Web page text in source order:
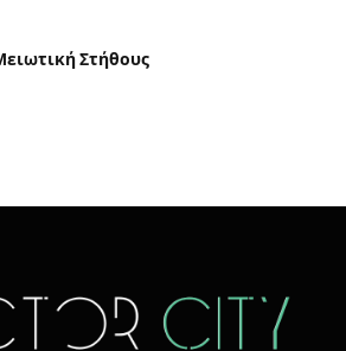
Στήθους